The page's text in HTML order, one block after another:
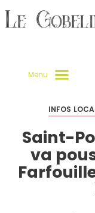
INFOS
Saint-
va